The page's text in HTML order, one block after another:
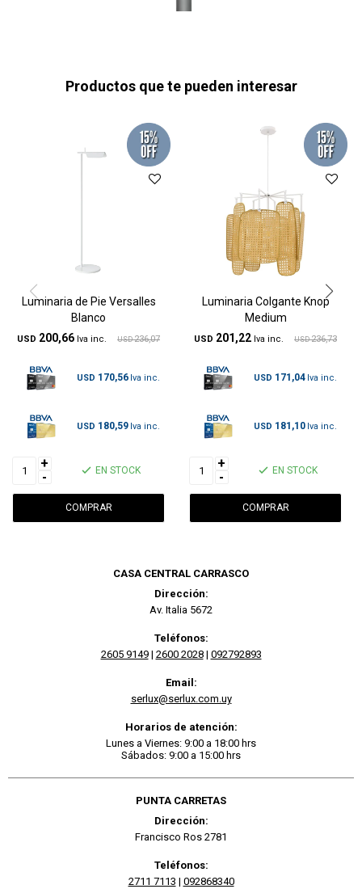
Productos que te pueden interesar
Luminaria de Pie Versalles
Blanco
USD 200,66 USD 236,07
USD 170,56
USD 180,59
+
-
EN STOCK
Luminaria Colgante Knop
Medium
USD 201,22 USD 236,73
USD 171,04
USD 181,10
+
-
EN STOCK
CASA CENTRAL CARRASCO
Dirección:
Av. Italia 5672
Teléfonos:
2605 9149| 2600 2028| 092792893
Email:
serlux@serlux.com.uy
Horarios de atención:
Lunes a Viernes: 9:00 a 18:00 hrs
Sábados: 9:00 a 15:00 hrs
PUNTA CARRETAS
Dirección:
Francisco Ros 2781
Teléfonos:
2711 7113 | 092868340